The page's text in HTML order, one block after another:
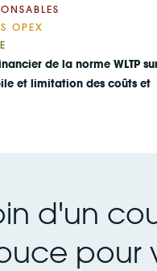
OPEX
de la norme WLTP
et limitation des coûts et
d'un
pour